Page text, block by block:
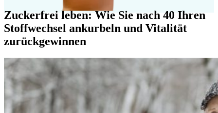
Zuckerfrei leben: Wie Sie nach 40 Ihren
Stoffwechsel ankurbeln und Vitalität
zurückgewinnen